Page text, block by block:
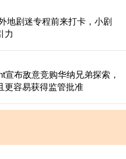
地剧迷专程前来打卡，小剧
力
宣布敌意竞购华纳兄弟探索，
更容易获得监管批准